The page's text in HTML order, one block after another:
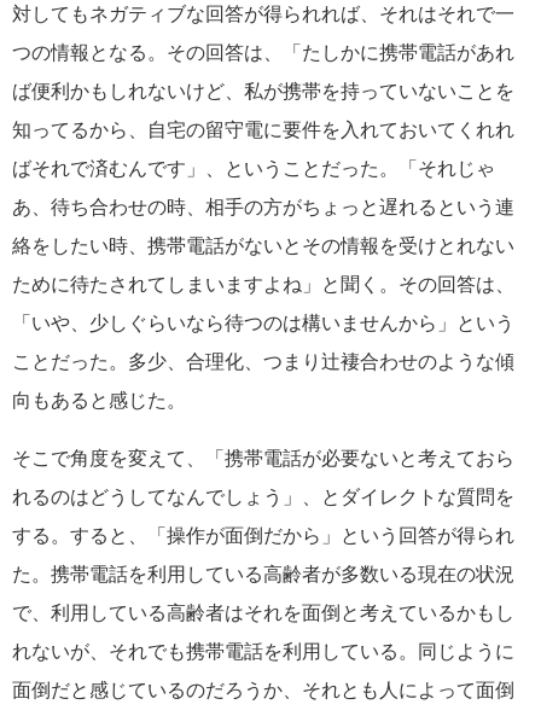
対してもネガティブな回答が得られれば、それはそれで一
つの情報となる。その回答は、「たしかに携帯電話があれ
ば便利かもしれないけど、私が携帯を持っていないことを
知ってるから、自宅の留守電に要件を入れておいてくれれ
ばそれで済むんです」、ということだった。「それじゃ
あ、待ち合わせの時、相手の方がちょっと遅れるという連
絡をしたい時、携帯電話がないとその情報を受けとれない
ために待たされてしまいますよね」と聞く。その回答は、
「いや、少しぐらいなら待つのは構いませんから」という
ことだった。多少、合理化、つまり辻褄合わせのような傾
向もあると感じた。
そこで角度を変えて、「携帯電話が必要ないと考えておら
れるのはどうしてなんでしょう」、とダイレクトな質問を
する。すると、「操作が面倒だから」という回答が得られ
た。携帯電話を利用している高齢者が多数いる現在の状況
で、利用している高齢者はそれを面倒と考えているかもし
れないが、それでも携帯電話を利用している。同じように
面倒だと感じているのだろうか、それとも人によって面倒